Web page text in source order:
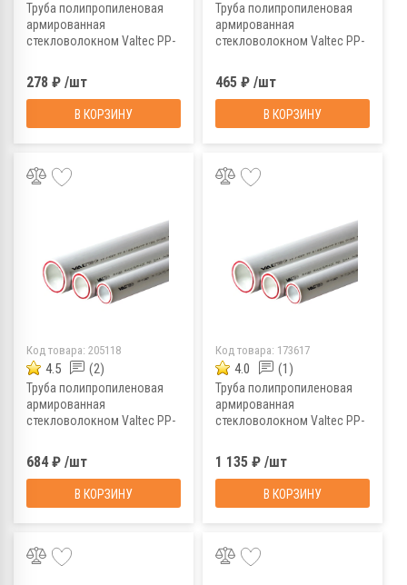
Труба полипропиленовая
армированная
стекловолокном Valtec PP-
2 м, 20х2,
...
278 ₽ /шт
В КОРЗИНУ
Труба полипропиленовая
армированная
стекловолокном Valtec PP-
4 м, 20х2,
...
465 ₽ /шт
В КОРЗИНУ
Код товара: 205118
4.5 (2)
Труба полипропиленовая
армированная
стекловолокном Valtec PP-
2 м, 32х4,
...
684 ₽ /шт
В КОРЗИНУ
Код товара: 173617
4.0 (1)
Труба полипропиленовая
армированная
стекловолокном Valtec PP-
4 м, 32х4,
...
1 135 ₽ /шт
В КОРЗИНУ